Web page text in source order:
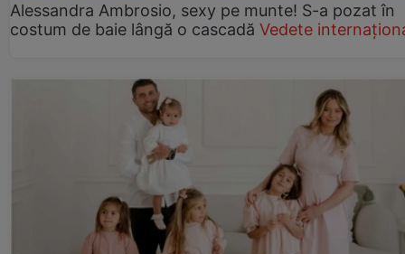
Alessandra Ambrosio, sexy pe munte! S-a pozat în
costum de baie lângă o cascadă Vedete